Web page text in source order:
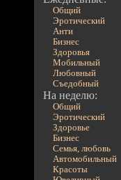
Общий
Эротический
Анти
Бизнес
Здоровья
Мобильный
Любовный
Съедобный
На неделю:
Общий
Эротический
Здоровье
Бизнес
Семья, любовь
Автомобильный
Красоты